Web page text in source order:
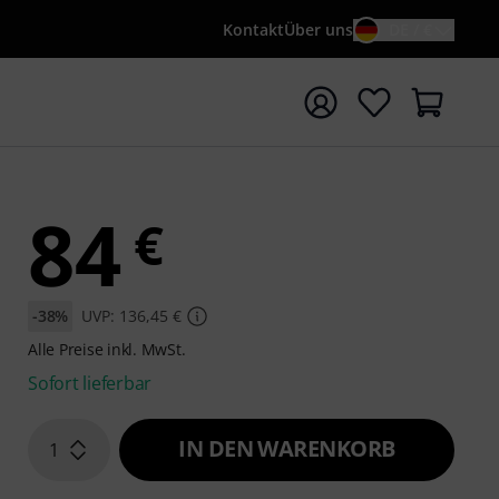
KontaktÜber uns
mit Suchwort {searchTerm} starten
84 €
-38%
UVP: 136,45 €
Alle Preise inkl. MwSt.
Sofort lieferbar
1 IN DEN WARENKORB